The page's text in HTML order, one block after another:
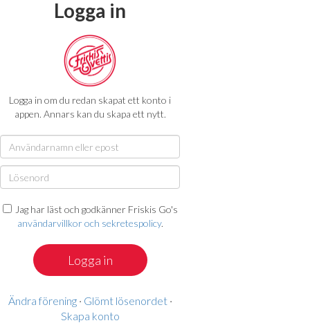
Logga in
Logga in om du redan skapat ett konto i
appen. Annars kan du skapa ett nytt.
Jag har läst och godkänner Friskis Go's
användarvillkor och sekretespolicy.
Ändra förening· Glömt lösenordet·
Skapa konto